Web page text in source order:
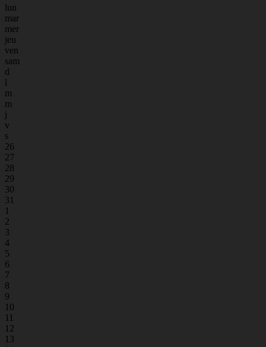
lun
mar
mer
jeu
ven
sam
d
l
m
m
j
v
s
26
27
28
29
30
31
1
2
3
4
5
6
7
8
9
10
11
12
13